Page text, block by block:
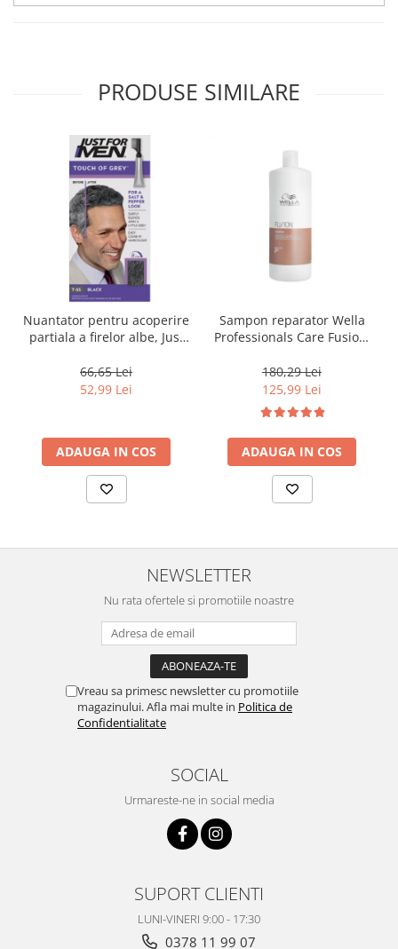
PRODUSE SIMILARE
Nuantator pentru acoperire
partiala a firelor albe, Just
Touch of Grey, 40 g
66,65 Lei
52,99 Lei
ADAUGA IN COS
Sampon reparator Wella
Professionals Care Fusion,
180,29 Lei
125,99 Lei
ADAUGA IN COS
NEWSLETTER
Nu rata ofertele si promotiile noastre
Vreau sa primesc newsletter cu promotiile
magazinului. Afla mai multe in Politica de
Confidentialitate
SOCIAL
Urmareste-ne in social media
SUPORT CLIENTI
LUNI-VINERI 9:00 - 17:30
0378 11 99 07